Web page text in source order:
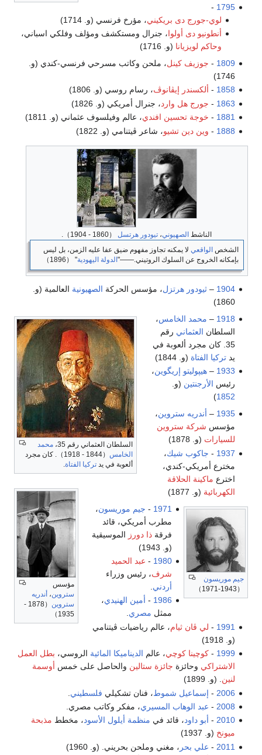
1795
-
لوي-جورج دى بريكيني، مؤرخ فرنسي (و. 1714)
أنطونيو دى أولوا، جنرال ومستكشف ومؤلف وفلكي اسباني،
وحاكم لويزيانا (و. 1716)
1809
- جوزيف كينل، ملحن وكاتب مسرحي فرنسي-كندي (و.
1746)
1858
- ألكسندر إيڤانوڤ، رسام روسي (و. 1806)
1863
- جورج هل وارد، جنرال أمريكي (و. 1826)
1881
- خوجة تحسين افندي، عالم وفيلسوف عثماني (و. 1811)
1888
- وين دين تشيو، شاعر ڤيتنامي (و. 1822)
الناشط الصهيوني، تيودور هرتسل （1860 - 1904）.
الشخص الواقعي لا يمكنه تجاوز مفهوم ضيق عفا عليه الزمن، بل ليس
بإمكانه الخروج عن السلوك الروتيني.――"الدولة اليهودية" （1896）
1904
–ثيودور هرتزل، مؤسس الحركة الصهيونية العالمية (و.
1860)
السلطان العثماني رقم 35،
محمد
الخامس
（1844 - 1918）. كان مجرد
ألعوبة في يد تركيا الفتاة.
1918
– محمد الخامس،
السلطان العثماني رقم
35. كان مجرد ألعوبة في
يدتركيا الفتاة (و. 1844)
1933
–هيپوليتو إريگوين،
رئيس الأرجنتين (و.
1852
)
مؤسس
ستروين، أندريه
ستروين
（1878 -
1935）
1935
– أندريه ستروين،
مؤسس شركة ستروين
للسيارات (و. 1878)
1937
- جاكوب شيك،
مخترع أمريكي-كندي،
اخترع ماكينة الحلاقة
الكهربائية (و. 1877)
جيم موريسون
（1943-1971）
1971
- جيم موريسون،
مطرب أمريكي، قائد
فرقة ذا دورز الموسيقية
(و. 1943)
1980
- عبد الحميد
شرف، رئيس وزراء
أردني
1986
- أمين الهنيدي،
ممثل مصري.
1991
- لي ڤان ثيام، عالم رياضيات ڤيتنامي
(و. 1918)
1999
-كوچينا كوچي، عالم الديناميكا المائية الروسي، بطل العمل
الاشتراكي وحائزة جائزة ستالين والحاصل على خمس أوسمة
لنين . (و. 1899)
2006
- إسماعيل شموط، فنان تشكيلي فلسطيني
2008
- عبد الوهاب المسيري، مفكر وكاتب مصري.
2010
- أبو داود، قائد في منظمة أيلول الأسود، مخطط مذبحة
ميونخ (و. 1937)
2011
- علي بحر ، مغني وملحن بحريني. (و. 1960)